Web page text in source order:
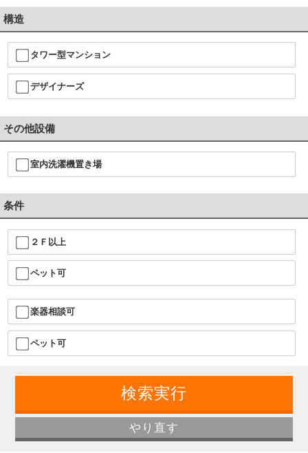
構造
タワー型マンション
デザイナーズ
その他設備
室内洗濯機置き場
条件
２Ｆ以上
ペット可
楽器相談可
ペット可